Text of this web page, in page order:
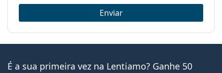
Enviar
É a sua primeira vez na Lentiamo? Ganhe 50